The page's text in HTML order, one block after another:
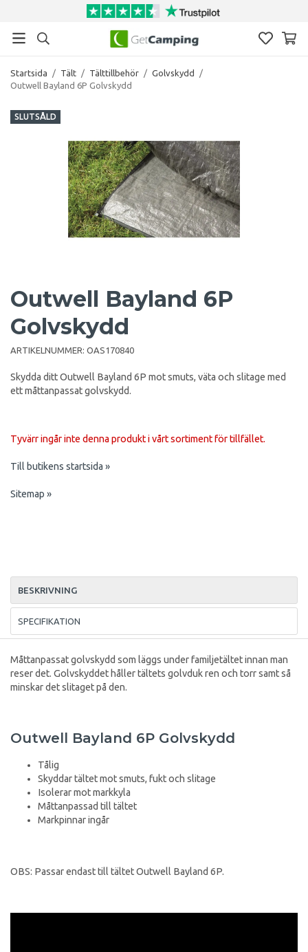
Startsida / Tält / Tälttillbehör / Golvskydd
/
Outwell Bayland 6P Golvskydd
SLUTSÅLD
Outwell Bayland 6P
Golvskydd
ARTIKELNUMMER: OAS170840
Skydda ditt Outwell Bayland 6P mot smuts, väta och slitage med
ett måttanpassat golvskydd.
Tyvärr ingår inte denna produkt i vårt sortiment för tillfället.
Till butikens startsida »
Sitemap »
BESKRIVNING
SPECIFIKATION
Måttanpassat golvskydd som läggs under familjetältet innan man
reser det. Golvskyddet håller tältets golvduk ren och torr samt så
minskar det slitaget på den.
Outwell Bayland 6P Golvskydd
Tålig
Skyddar tältet mot smuts, fukt och slitage
Isolerar mot markkyla
Måttanpassad till tältet
Markpinnar ingår
OBS: Passar endast till tältet Outwell Bayland 6P.